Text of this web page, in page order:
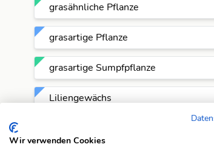
grasähnliche Pflanze
grasartige Pflanze
grasartige Sumpfpflanze
Liliengewächs
Wir verwenden Cookies